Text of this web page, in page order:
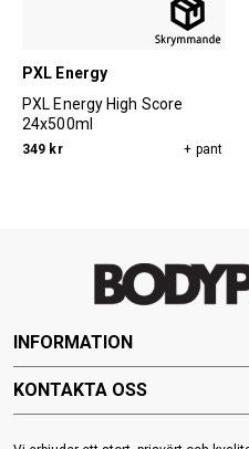
PXL Energy
PXL Energy High Score
24x500ml
349 kr + pant
INFORMATION
KONTAKTA OSS